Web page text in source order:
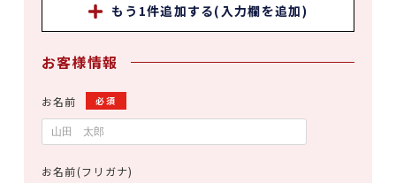
もう1件追加する(入力欄を追加)
お客様情報
お名前 必須
お名前(フリガナ)